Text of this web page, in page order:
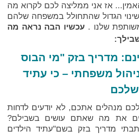
אז אני ממליצה לכם לקרוא מה
הגדול שהתחולל במשפחה שלהם
שלנו . עכשיו הבה נראה מה
מדריך בזק "מי הבוס
משפחתי – כי עתיד
מנהלים אתכם, לא יודעים לדחות
את מה שאתם עושים בשבילם?
מדריך בזק בשם"עתיד הילדים